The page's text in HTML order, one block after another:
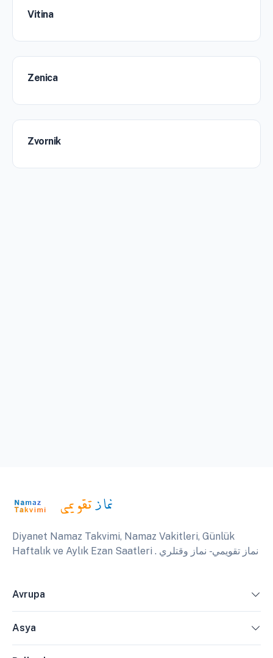
Vitina
Zenica
Zvornik
Diyanet Namaz Takvimi, Namaz Vakitleri, Günlük
Haftalık ve Aylık Ezan Saatleri . نماز تقويمي - نماز وقتلري
Avrupa
Asya